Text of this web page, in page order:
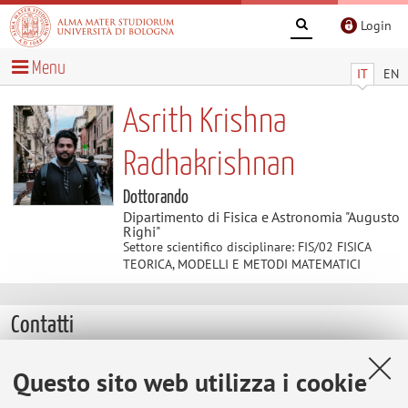
Questo sito web utilizza i cookie
Login
IT EN
Menu
Asrith Krishna
Radhakrishnan
Dottorando
Dipartimento di Fisica e Astronomia "Augusto
Righi"
Settore scientifico disciplinare: FIS/02 FISICA
TEORICA, MODELLI E METODI MATEMATICI
Contatti
E-mail: asrith.radhakrishna2@unibo.it